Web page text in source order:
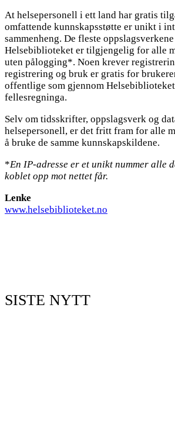
At helsepersonell i ett land har gratis
omfattende kunnskapsstøtte er unikt i
sammenheng. De fleste
Helsebiblioteket er tilgjengelig for alle
uten pålogging*. Noen krever
registrering og bruk er gratis for
offentlige som gjennom
fellesregninga.
Selv om tidsskrifter, oppslagsverk og
helsepersonell, er det fritt fram for alle
å bruke de samme kunnskapskildene.
*En IP-adresse er et unikt nummer alle
koblet opp mot nettet får.
Lenke
www.helsebiblioteket.no
SISTE NYTT